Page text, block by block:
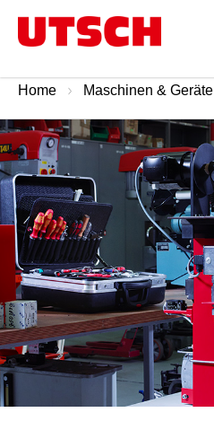
Home Maschinen & Geräte